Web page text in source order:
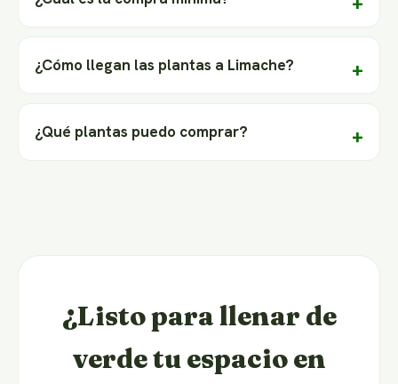
¿Cómo llegan las plantas a Limache?
¿Qué plantas puedo comprar?
¿Listo para llenar de
verde tu espacio en